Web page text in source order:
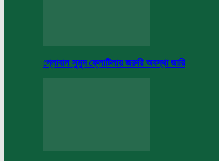
গ্লোবাল সুমুদ ফ্লোটিলায় জরুরি অবস্থা জারি